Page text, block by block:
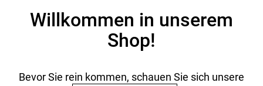
Datenschutz
Ihr Einkauf
Willkommen in unserem
Shop!
Bevor Sie rein kommen, schauen Sie sich unsere